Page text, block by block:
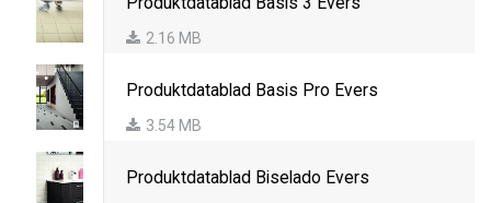
2.16 MB
Produktdatablad Basis Pro Evers
3.54 MB
Produktdatablad Biselado Evers